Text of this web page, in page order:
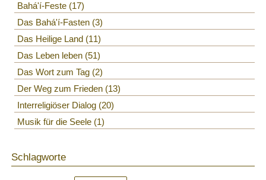
Bahá'í-Feste 17
Das Bahá'í-Fasten 3
Das Heilige Land 11
Das Leben leben 51
Das Wort zum Tag 2
Der Weg zum Frieden 13
Interreligiöser Dialog 20
Musik für die Seele 1
Schlagworte